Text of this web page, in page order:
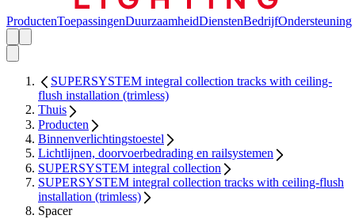
ProductenToepassingenDuurzaamheidDienstenBedrijfOndersteuning
SUPERSYSTEM integral collection tracks with ceiling-
flush installation (trimless)
Thuis
Producten
Binnenverlichtingstoestel
Lichtlijnen, doorvoerbedrading en railsystemen
SUPERSYSTEM integral collection
SUPERSYSTEM integral collection tracks with ceiling-flush
installation (trimless)
Spacer